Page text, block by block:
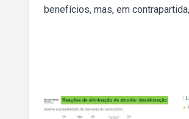
benefícios, mas, em